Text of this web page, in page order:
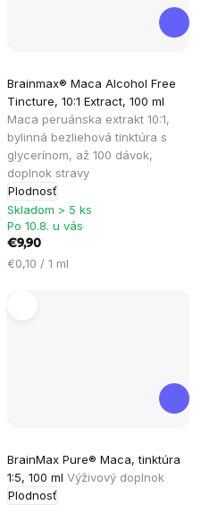
Brainmax® Maca Alcohol Free
Tincture, 10:1 Extract, 100 ml
Maca peruánska extrakt 10:1,
bylinná bezliehová tinktúra s
glycerínom, až 100 dávok,
doplnok stravy
Plodnosť
Skladom > 5 ks
Po 10.8. u vás
€9,90
Jednotková
€0,10 / 1 ml
BrainMax Pure® Maca, tinktúra
1:5, 100 ml Výživový doplnok
Plodnosť